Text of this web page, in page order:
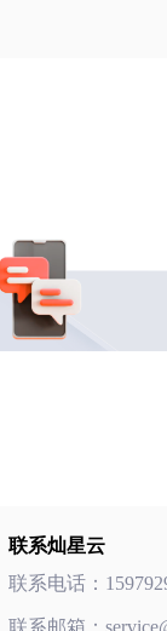
联系灿星云
联系电话：